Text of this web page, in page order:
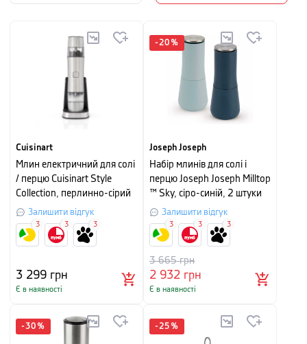
Cuisinart
Млин електричний для солі
/ перцю Cuisinart Style
Collection, перлинно-сірий
Залишити відгук
3 299 грн
Є в наявності
3 3 3
-20 %
Joseph Joseph
Набір млинів для солі і
перцю Joseph Joseph Milltop
™ Sky, сіро-синій, 2 штуки
Залишити відгук
2 932 грн
3 665грн
Є в наявності
3 3 3
-30 % -25 %